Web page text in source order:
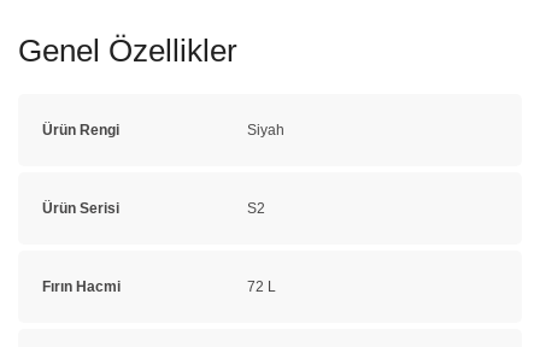
Genel Özellikler
Ürün Rengi Siyah
Ürün Serisi S2
Fırın Hacmi 72 L